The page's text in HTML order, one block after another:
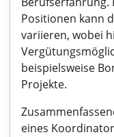
Positionen kann
variieren, wobei
beispielsweise
Projekte.
eines